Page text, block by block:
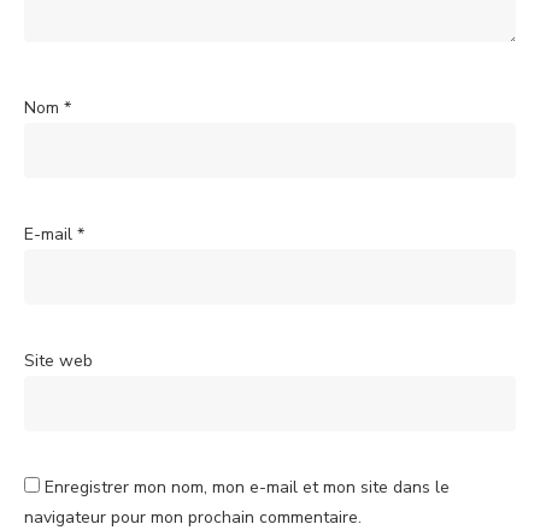
Nom *
E-mail *
Site web
Enregistrer mon nom, mon e-mail et mon site dans le
navigateur pour mon prochain commentaire.